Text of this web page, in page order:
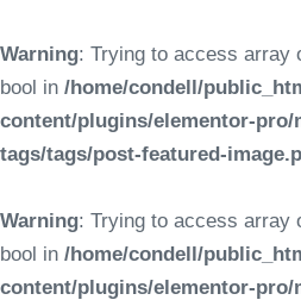
Warning: Trying to access array
bool in /home/condell/
content/plugins/elementor-pro/
tags/tags/post-featured-
Warning: Trying to access array
bool in /home/condell/
content/plugins/elementor-pro/